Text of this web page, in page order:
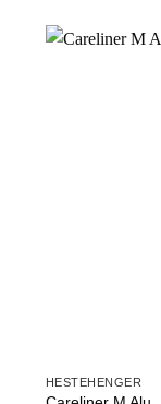
HESTEHENGER